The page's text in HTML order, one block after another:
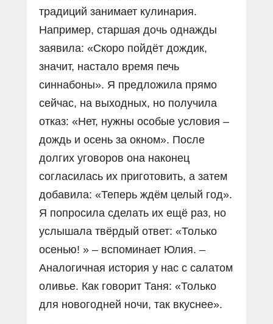
традиций занимает кулинария.
Например, старшая дочь однажды
заявила: «Скоро пойдёт дождик,
значит, настало время печь
синнабоны». Я предложила прямо
сейчас, на выходных, но получила
отказ: «Нет, нужны особые условия –
дождь и осень за окном». После
долгих уговоров она наконец
согласилась их приготовить, а затем
добавила: «Теперь ждём целый год».
Я попросила сделать их ещё раз, но
услышала твёрдый ответ: «Только
осенью! » – вспоминает Юлия. –
Аналогичная история у нас с салатом
оливье. Как говорит Таня: «Только
для новогодней ночи, так вкуснее».